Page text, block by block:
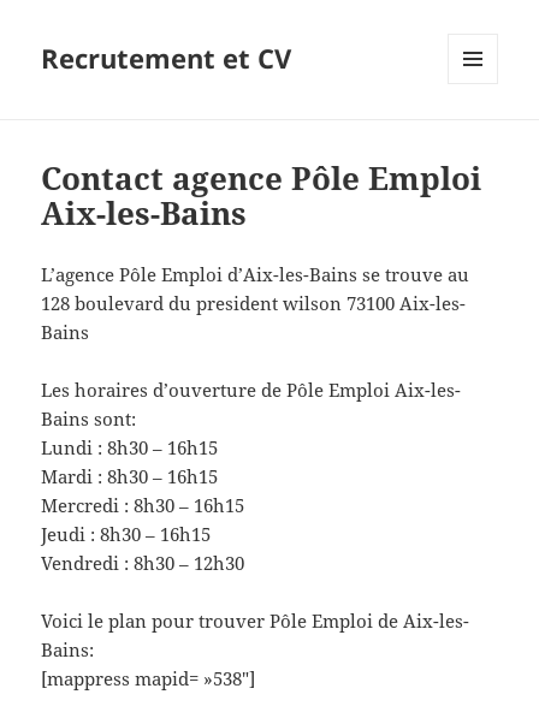
Recrutement et CV
Contact agence Pôle Emploi
Aix-les-Bains
L’agence Pôle Emploi d’Aix-les-Bains se trouve au
128 boulevard du president wilson 73100 Aix-les-
Bains
Les horaires d’ouverture de Pôle Emploi Aix-les-
Bains sont:
Lundi : 8h30 – 16h15
Mardi : 8h30 – 16h15
Mercredi : 8h30 – 16h15
Jeudi : 8h30 – 16h15
Vendredi : 8h30 – 12h30
Voici le plan pour trouver Pôle Emploi de Aix-les-
Bains:
[mappress mapid= »538″]